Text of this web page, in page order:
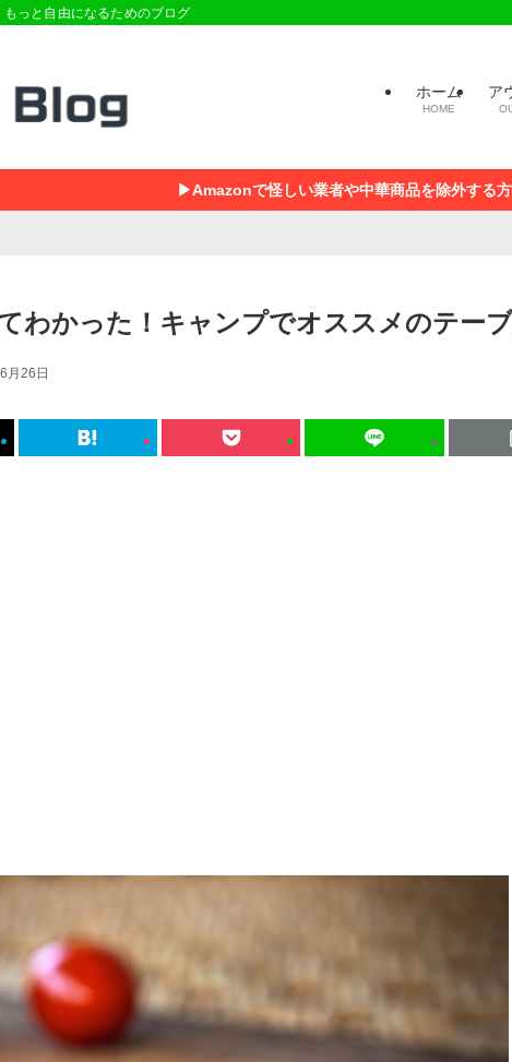
っと自由になるためのブログ
ホーム
HOME
ア
▶Amazonで怪しい業者や中華商品を除外する
わかった！キャンプでオススメのテー
月26日